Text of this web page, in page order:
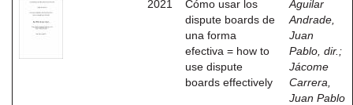
2021
Cómo usar los
dispute boards de
una forma
efectiva = how to
use dispute
boards effectively
Aguilar
Andrade,
Juan
Pablo, dir. ;
Jácome
Carrera,
Juan Pablo